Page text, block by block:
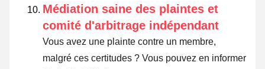
Médiation saine des plaintes et
comité d'arbitrage indépendant
Vous avez une plainte contre un membre,
malgré ces certitudes ? Vous pouvez en informer